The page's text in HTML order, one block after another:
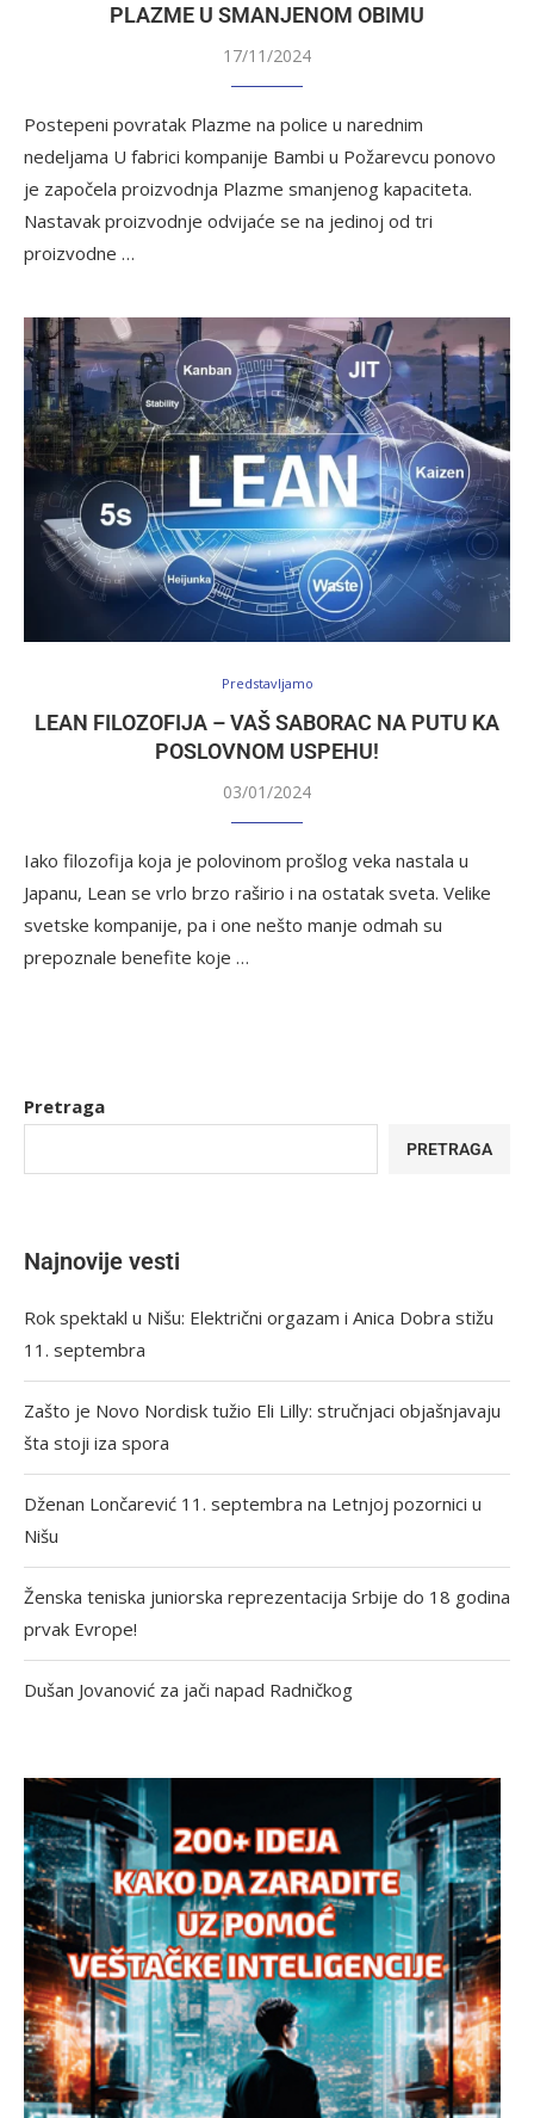
PLAZME U SMANJENOM OBIMU
17/11/2024
Postepeni povratak Plazme na police u narednim
nedeljama U fabrici kompanije Bambi u Požarevcu ponovo
je započela proizvodnja Plazme smanjenog kapaciteta.
Nastavak proizvodnje odvijaće se na jedinoj od tri
proizvodne …
Predstavljamo
LEAN FILOZOFIJA – VAŠ SABORAC NA PUTU KA
POSLOVNOM USPEHU!
03/01/2024
Iako filozofija koja je polovinom prošlog veka nastala u
Japanu, Lean se vrlo brzo raširio i na ostatak sveta. Velike
svetske kompanije, pa i one nešto manje odmah su
prepoznale benefite koje …
Pretraga
PRETRAGA
Najnovije vesti
Rok spektakl u Nišu: Električni orgazam i Anica Dobra stižu
11. septembra
Zašto je Novo Nordisk tužio Eli Lilly: stručnjaci objašnjavaju
šta stoji iza spora
Dženan Lončarević 11. septembra na Letnjoj pozornici u
Nišu
Ženska teniska juniorska reprezentacija Srbije do 18 godina
prvak Evrope!
Dušan Jovanović za jači napad Radničkog